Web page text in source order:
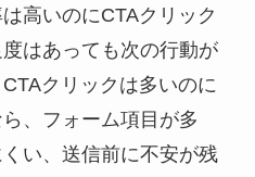
高いのにCTAクリック
はあっても次の行動が
クリックは多いのに
、フォーム項目が多
い、送信前に不安が残